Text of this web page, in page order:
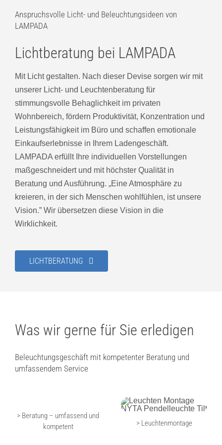
Anspruchsvolle Licht- und Beleuchtungsideen von
LAMPADA
Lichtberatung bei LAMPADA
Mit Licht gestalten. Nach dieser Devise sorgen wir mit
unserer Licht- und Leuchtenberatung für
stimmungsvolle Behaglichkeit im privaten
Wohnbereich, fördern Produktivität, Konzentration und
Leistungsfähigkeit im Büro und schaffen emotionale
Einkaufserlebnisse in Ihrem Ladengeschäft.
LAMPADA erfüllt Ihre individuellen Vorstellungen
maßgeschneidert und mit höchster Qualität in
Beratung und Ausführung. „Eine Atmosphäre zu
kreieren, in der sich Menschen wohlfühlen, ist unsere
Vision.” Wir übersetzen diese Vision in die
Wirklichkeit.
LICHTBERATUNG
Was wir gerne für Sie erledigen
Beleuchtungsgeschäft mit kompetenter Beratung und
umfassendem Service
> Beratung – umfassend und
kompetent
> Leuchtenmontage